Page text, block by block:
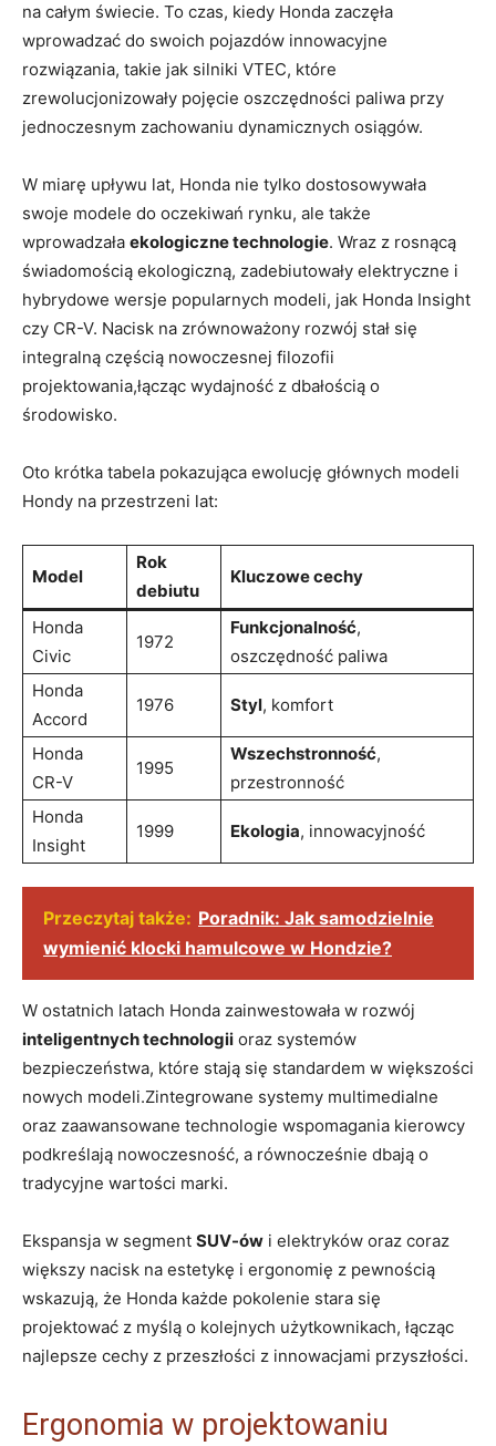
na całym świecie. To czas, ⁤kiedy Honda ⁣zaczęła
wprowadzać⁤ do swoich pojazdów innowacyjne
⁢rozwiązania, takie jak‍ silniki VTEC, które
zrewolucjonizowały pojęcie oszczędności paliwa przy
jednoczesnym zachowaniu dynamicznych osiągów.
W miarę‍ upływu lat,​ Honda nie tylko dostosowywała
swoje modele do oczekiwań rynku, ale ⁤także
wprowadzała ekologiczne technologie.⁤ Wraz z rosnącą
świadomością ekologiczną, zadebiutowały elektryczne i⁢
hybrydowe wersje popularnych modeli, jak Honda ‍Insight
czy CR-V. Nacisk‍ na zrównoważony rozwój stał się
integralną częścią nowoczesnej filozofii
projektowania,łącząc wydajność z dbałością o
środowisko.
Oto krótka tabela pokazująca⁣ ewolucję głównych modeli
Hondy na przestrzeni ‍lat:
Model
Rok
debiutu
Kluczowe cechy
Honda
Civic
1972
Funkcjonalność,⁣
oszczędność paliwa
Honda
Accord
1976 Styl, komfort
Honda
CR-V
1995
Wszechstronność,‍
przestronność
Honda
Insight
1999 Ekologia, innowacyjność
Przeczytaj także: Poradnik: Jak samodzielnie
wymienić klocki hamulcowe w Hondzie?
W ostatnich latach Honda zainwestowała w rozwój
inteligentnych technologii oraz systemów
bezpieczeństwa, które stają się ⁤standardem w​ większości
nowych⁢ modeli.Zintegrowane systemy multimedialne
oraz ​zaawansowane technologie wspomagania kierowcy
podkreślają nowoczesność, a równocześnie dbają o
tradycyjne wartości marki.
Ekspansja w ⁤segment SUV-ów ⁢i elektryków oraz coraz
większy nacisk na estetykę i ergonomię⁤ z pewnością
⁣wskazują, że⁢ Honda każde pokolenie stara się
projektować z myślą⁢ o kolejnych użytkownikach, łącząc
najlepsze cechy z przeszłości z innowacjami przyszłości.
Ergonomia w projektowaniu